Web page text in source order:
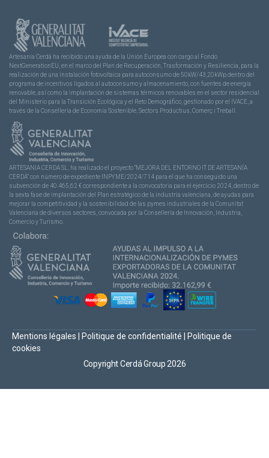
Artesanía Cerdá ha recibido una ayuda de la Unión Europea con cargo al Fondo
NextGenerationEU, en el marco del Plan de Recuperación, Trasformación y Resiliencia, para la
realización de una instalación fotovoltaica para autoconsumo de 50kW/43,20kWp dentro del
programa de incentivos ligados al autoconsumo y almacenamiento, con fuentes de energía
renovable, así como la implantación de sistemas térmicos renovables en el sector residencial
del Ministerio para la Transición Ecológica y el Reto Demográfico, gestionado por el IVACE, a
través de la Consellería de Economía Sostenible, Sectors Productius, Comerç i Treball.
ARTESANIA CERDA SL, ha realizado el proyecto “MEJORA DEL ENTORNO IT DE ARTESANÍA
CERDÁ” con número de expediente INPYME/2024/714 para el que ha conseguido una
subvención de 40.465,62 € correspondiente a la convocatoria para el ejercicio 2024, dentro de
la sexta fase de implantación del Plan estratégico de la industria valenciana, de ayudas para
mejorar la competitividad y la sostenibilidad de las pymes industriales de la Comunitat
Valenciana de diversos sectores, convocada por la Conselleria de Innovación, Industria,
Comercio y Turismo.
Copyright Cerdá Group 2026
Mentions légales Politique de confidentialité
Politique de
cookies